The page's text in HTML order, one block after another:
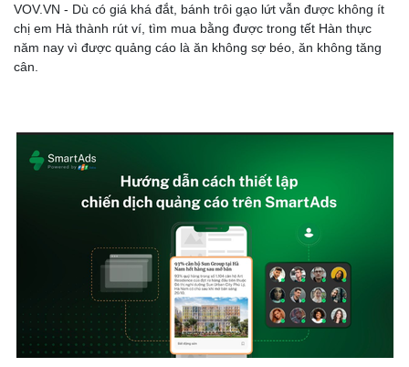
VOV.VN - Dù có giá khá đắt, bánh trôi gạo lứt vẫn được không ít
chị em Hà thành rút ví, tìm mua bằng được trong tết Hàn thực
năm nay vì được quảng cáo là ăn không sợ béo, ăn không tăng
cân.